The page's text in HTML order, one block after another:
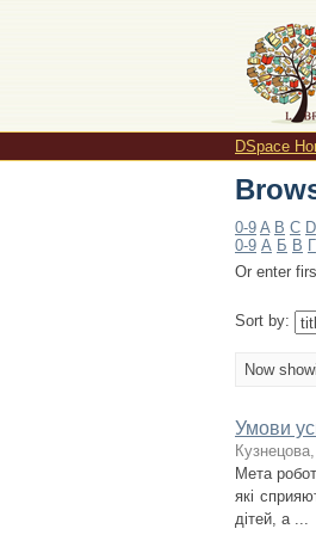
DSpace
0-9 A B C D
0-9 А Б В Г
Or enter
Sort by:
Now
Умови
Мета
які
дітей, а ...